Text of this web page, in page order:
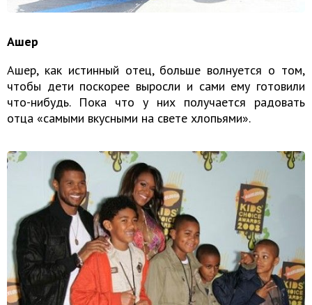
Ашер
Ашер, как истинный отец, больше волнуется о том,
чтобы дети поскорее выросли и сами ему готовили
что-нибудь. Пока что у них получается радовать
отца «самыми вкусными на свете хлопьями».